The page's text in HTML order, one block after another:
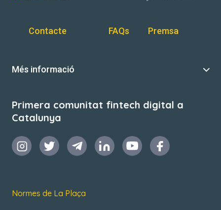
Contacte FAQs Premsa
Més informació
Primera comunitat fintech digital a
Catalunya
Normes de La Plaça